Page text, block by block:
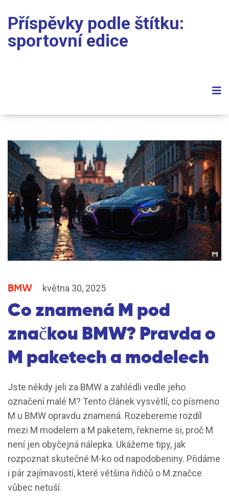
Příspěvky podle štítku:
sportovní edice
BMW května 30, 2025
Co znamená M pod
značkou BMW? Pravda o
M paketech a modelech
Jste někdy jeli za BMW a zahlédli vedle jeho
označení malé M? Tento článek vysvětlí, co písmeno
M u BMW opravdu znamená. Rozebereme rozdíl
mezi M modelem a M paketem, řekneme si, proč M
není jen obyčejná nálepka. Ukážeme tipy, jak
rozpoznat skutečné M-ko od napodobeniny. Přidáme
i pár zajímavostí, které většina řidičů o M značce
vůbec netuší.